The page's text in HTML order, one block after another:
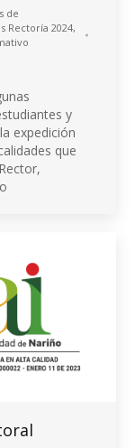
de
Rectoría 2024,
y
expedición
que